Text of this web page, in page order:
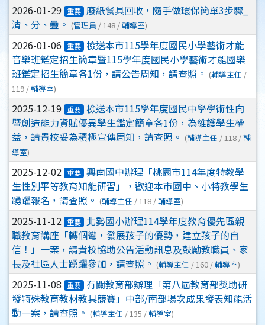
2026-01-29 重要 廢紙餐具回收，隨手做環保簡單3步驟_
清、分、疊。 (管理員 / 148 /輔導室)
2026-01-06 重要 檢送本市115學年度國民小學藝術才能
音樂班鑑定招生簡章暨115學年度國民小學藝術才能國樂
班鑑定招生簡章各1份，請公告周知，請查照。 (輔導主任 /
119 /輔導室)
2025-12-19 重要 檢送本市115學年度國民中學學術性向
暨創造能力資賦優異學生鑑定簡章各1份，為維護學生權
益，請貴校妥為積極宣傳周知，請查照。 (輔導主任 / 118 /輔
導室)
2025-12-02 重要 興南國中辦理「桃園市114年度特教學
生性別平等教育知能研習」，歡迎本市國中、小特教學生
踴躍報名，請查照。 (輔導主任 / 118 /輔導室)
2025-11-12 重要
北勢國小辦理114學年度教育優先區親
職教育講座「轉個彎，發展孩子的優勢，建立孩子的自
信！」一案，請貴校協助公告活動訊息及鼓勵教職員、家
長及社區人士踴躍參加，請查照。 (輔導主任 / 160 /輔導室)
2025-11-08 重要
有關教育部辦理「第八屆教育部獎助研
發特殊教育教材教具競賽」中部/南部場次成果發表知能活
動一案，請查照。 (輔導主任 / 135 /輔導室)